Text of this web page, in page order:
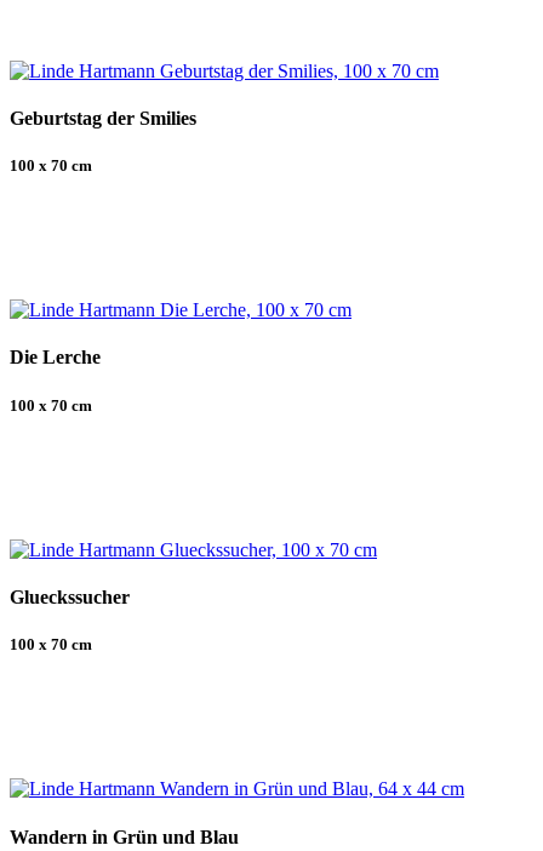
Geburtstag der Smilies
100 x 70 cm
Die Lerche
100 x 70 cm
Glueckssucher
100 x 70 cm
Wandern in Grün und Blau